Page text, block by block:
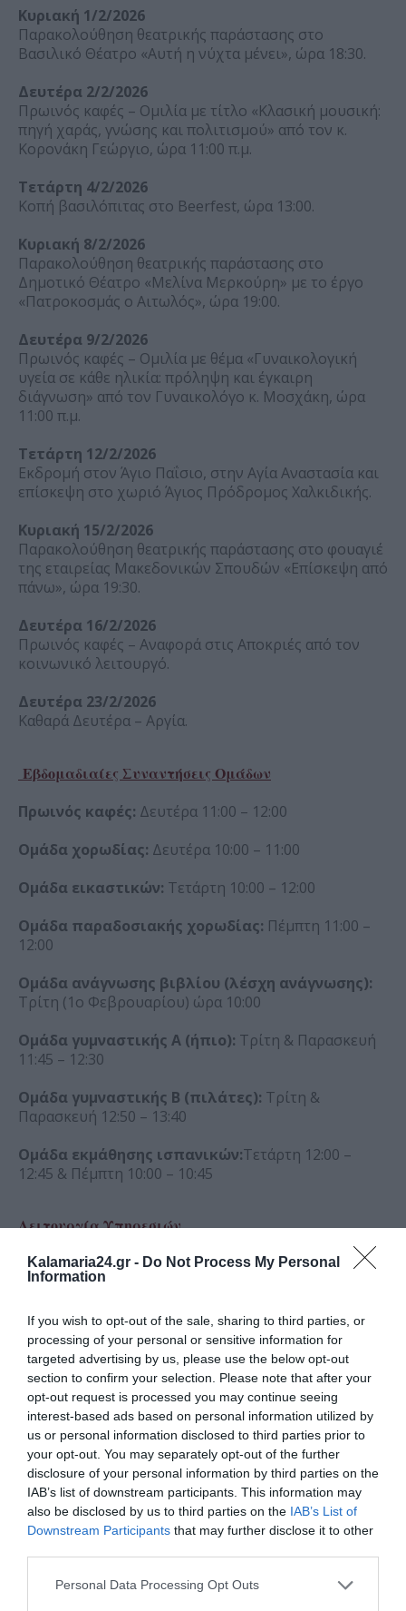
Kalamaria24.gr - Do Not Process My Personal
Information
If you wish to opt-out of the sale, sharing to third parties, or
processing of your personal or sensitive information for
targeted advertising by us, please use the below opt-out
section to confirm your selection. Please note that after your
opt-out request is processed you may continue seeing
interest-based ads based on personal information utilized by
us or personal information disclosed to third parties prior to
your opt-out. You may separately opt-out of the further
disclosure of your personal information by third parties on the
IAB’s list of downstream participants. This information may
also be disclosed by us to third parties on the IAB’s List of
Downstream Participants that may further disclose it to other
Personal Data Processing Opt Outs
Κυριακή 1/2/2026
Παρακολούθηση θεατρικής παράστασης στο
Βασιλικό Θέατρο «Αυτή η νύχτα μένει», ώρα 18:30.
Δευτέρα 2/2/2026
Πρωινός καφές – Ομιλία με τίτλο «Κλασική μουσική:
πηγή χαράς, γνώσης και πολιτισμού» από τον κ.
Κορονάκη Γεώργιο, ώρα 11:00 π.μ.
Τετάρτη 4/2/2026
Κοπή βασιλόπιτας στο Beerfest, ώρα 13:00.
Κυριακή 8/2/2026
Παρακολούθηση θεατρικής παράστασης στο
Δημοτικό Θέατρο «Μελίνα Μερκούρη» με το έργο
«Πατροκοσμάς ο Αιτωλός», ώρα 19:00.
Δευτέρα 9/2/2026
Πρωινός καφές – Ομιλία με θέμα «Γυναικολογική
υγεία σε κάθε ηλικία: πρόληψη και έγκαιρη
διάγνωση» από τον Γυναικολόγο κ. Μοσχάκη, ώρα
11:00 π.μ.
Τετάρτη 12/2/2026
Εκδρομή στον Άγιο Παΐσιο, στην Αγία Αναστασία και
επίσκεψη στο χωριό Άγιος Πρόδρομος Χαλκιδικής.
Κυριακή 15/2/2026
Παρακολούθηση θεατρικής παράστασης στο φουαγιέ
της εταιρείας Μακεδονικών Σπουδών «Επίσκεψη από
πάνω», ώρα 19:30.
Δευτέρα 16/2/2026
Πρωινός καφές – Αναφορά στις Αποκριές από τον
κοινωνικό λειτουργό.
Δευτέρα 23/2/2026
Καθαρά Δευτέρα – Αργία.
Εβδομαδιαίες Συναντήσεις Ομάδων
Πρωινός καφές: Δευτέρα 11:00 – 12:00
Ομάδα χορωδίας: Δευτέρα 10:00 – 11:00
Ομάδα εικαστικών: Τετάρτη 10:00 – 12:00
Ομάδα παραδοσιακής χορωδίας: Πέμπτη 11:00 –
12:00
Ομάδα ανάγνωσης βιβλίου (λέσχη ανάγνωσης):
Τρίτη (1ο Φεβρουαρίου) ώρα 10:00
Ομάδα γυμναστικής Α (ήπιο): Τρίτη & Παρασκευή
11:45 – 12:30
Ομάδα γυμναστικής Β (πιλάτες): Τρίτη &
Παρασκευή 12:50 – 13:40
Ομάδα εκμάθησης ισπανικών:Τετάρτη 12:00 –
12:45 & Πέμπτη 10:00 – 10:45
Λειτουργία Υπηρεσιών
Γενικός Ιατρός:Τετάρτη 08:00 – 14:00 (κατόπιν
ραντεβού)
Ορθοπεδικός:Δευτέρα 09/02 & 23/02 (κατόπιν
ραντεβού)
Καρδιολόγος:Πέμπτη 17/02 (κατόπιν ραντεβού)
Κοινωνικός Λειτουργός:Δευτέρα – Τρίτη –
Παρασκευή 07:30 – 15:30
Νοσηλεύτρια:Τετάρτη – Πέμπτη 07:00 – 15:00
Φυσικοθεραπεύτρια:Καθημερινά 07:00 – 15:00
Δ΄ ΚΑΠΗ ΚΑΛΑΜΑΡΙΑΣ (Φοίνικας)